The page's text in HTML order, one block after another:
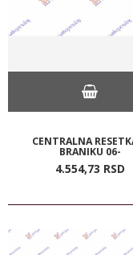
CENTRALNA
BRANIKU 06-
4.554,73 RSD